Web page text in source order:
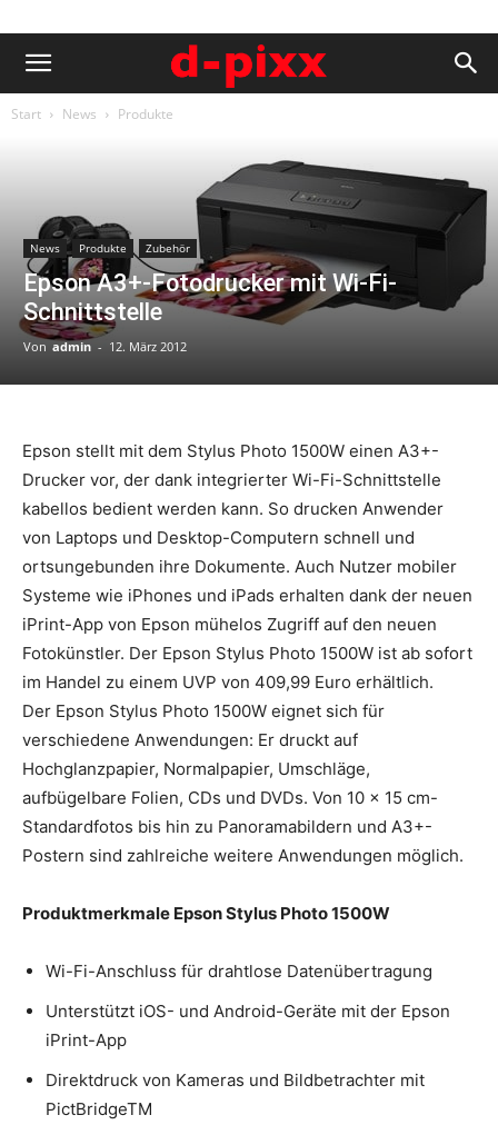
Start News Produkte
News Produkte Zubehör
Epson A3+-Fotodrucker mit Wi-Fi-
Schnittstelle
Von admin - 12. März 2012
Epson stellt mit dem Stylus Photo 1500W einen A3+-
Drucker vor, der dank integrierter Wi-Fi-Schnittstelle
kabellos bedient werden kann. So drucken Anwender
von Laptops und Desktop-Computern schnell und
ortsungebunden ihre Dokumente. Auch Nutzer mobiler
Systeme wie iPhones und iPads erhalten dank der neuen
iPrint-App von Epson mühelos Zugriff auf den neuen
Fotokünstler. Der Epson Stylus Photo 1500W ist ab sofort
im Handel zu einem UVP von 409,99 Euro erhältlich.
Der Epson Stylus Photo 1500W eignet sich für
verschiedene Anwendungen: Er druckt auf
Hochglanzpapier, Normalpapier, Umschläge,
aufbügelbare Folien, CDs und DVDs. Von 10 × 15 cm-
Standardfotos bis hin zu Panoramabildern und A3+-
Postern sind zahlreiche weitere Anwendungen möglich.
Produktmerkmale Epson Stylus Photo 1500W
Wi-Fi-Anschluss für drahtlose Datenübertragung
Unterstützt iOS- und Android-Geräte mit der Epson
iPrint-App
Direktdruck von Kameras und Bildbetrachter mit
PictBridgeTM